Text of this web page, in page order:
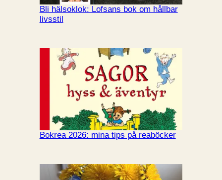
Bli hälsoklok: Lofsans bok om hållbar
livsstil
Bokrea 2026: mina tips på reaböcker